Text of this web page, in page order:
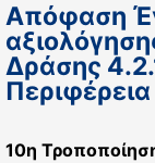
Απόφαση
Δράσης
10η